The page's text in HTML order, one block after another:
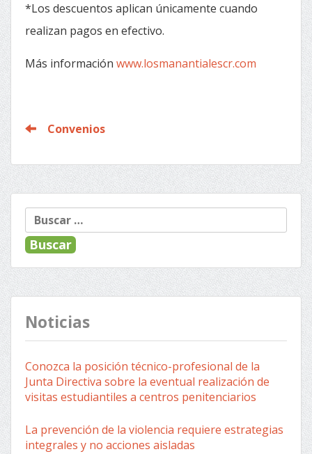
*Los descuentos aplican únicamente cuando
realizan pagos en efectivo.
Más información www.losmanantialescr.com
Convenios
Buscar:
Noticias
Conozca la posición técnico-profesional de la
Junta Directiva sobre la eventual realización de
visitas estudiantiles a centros penitenciarios
La prevención de la violencia requiere estrategias
integrales y no acciones aisladas